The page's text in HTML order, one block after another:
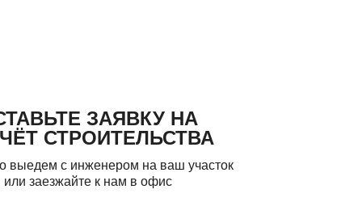
ЗАЯВКУ НА
СТРОИТЕЛЬСТВА
выедем с инженером на ваш участок
или заезжайте к нам в офис